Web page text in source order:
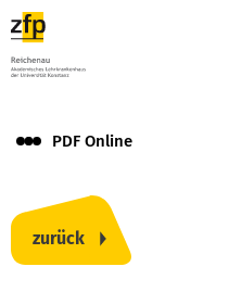
PDF Online
zurück